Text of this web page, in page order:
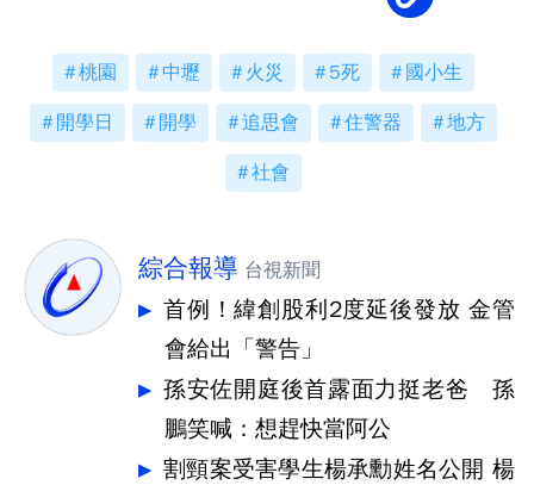
桃園 中壢 火災 5死 國小生
開學日 開學 追思會 住警器 地方
社會
綜合報導 台視新聞
首例！緯創股利2度延後發放 金管
會給出「警告」
孫安佐開庭後首露面力挺老爸 孫
鵬笑喊：想趕快當阿公
割頸案受害學生楊承勳姓名公開 楊